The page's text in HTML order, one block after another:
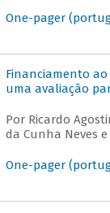
One-pager
Financiamento
uma avaliação
Por Ricardo
da Cunha Neves
One-pager